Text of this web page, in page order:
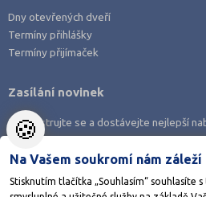
Dny otevřených dveří
Termíny přihlášky
Termíny přijímaček
Zasílání novinek
Zaregistrujte se a dostávejte nejlepší
🍪
Na Vašem soukromí nám záleží
Stisknutím tlačítka „Souhlasím“ souhlasíte